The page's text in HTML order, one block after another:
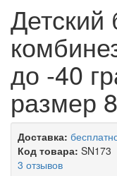
до -40
размер
Доставка:
Код товара: SN173
3 отзывов